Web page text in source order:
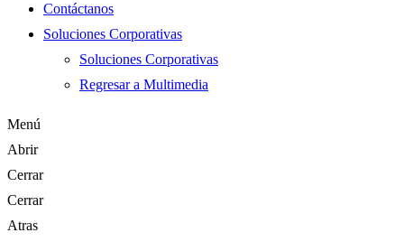
Contáctanos
Soluciones Corporativas
Soluciones Corporativas
Regresar a Multimedia
Menú
Abrir
Cerrar
Cerrar
Atras